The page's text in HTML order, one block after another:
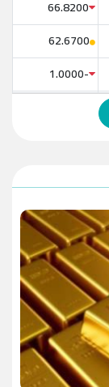
66.8200
62.6700
-1.0000
-1.0000